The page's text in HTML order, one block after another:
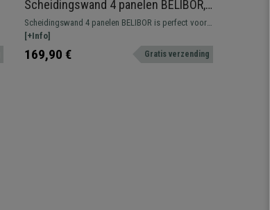
Scheidingswand 4 panelen BELIBOR,
161x170x2 cm, Rustieke stijl, in Bruin
Hout
Scheidingswand 4 panelen BELIBOR is perfect voor
het verdelen en decoreren van ruimtes met zijn
rustieke stijl en houten versieringen.
[+Info]
169,90 € Gratis verzending